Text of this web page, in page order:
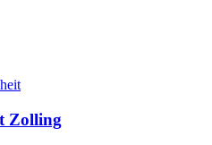
Zolling